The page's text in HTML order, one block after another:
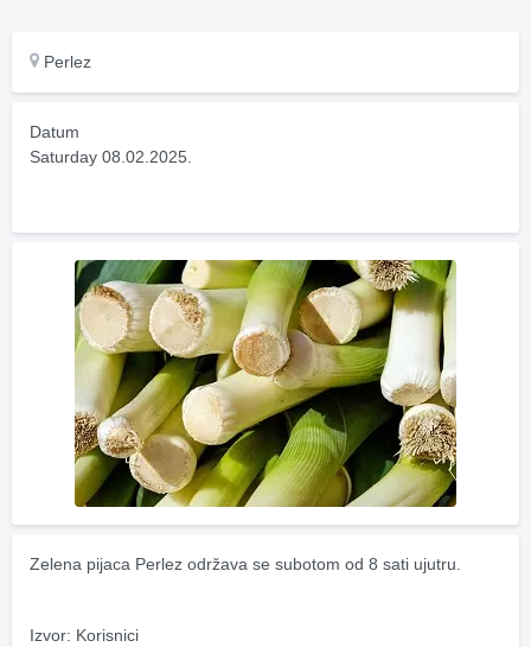
Perlez
Datum
Saturday 08.02.2025.
Zelena pijaca Perlez održava se subotom od 8 sati ujutru.
Izvor: Korisnici